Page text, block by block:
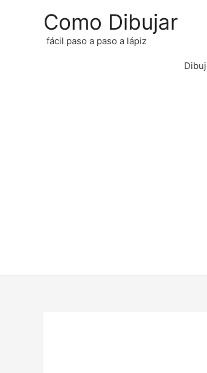
Como Dibujar
fácil paso a paso a lápiz